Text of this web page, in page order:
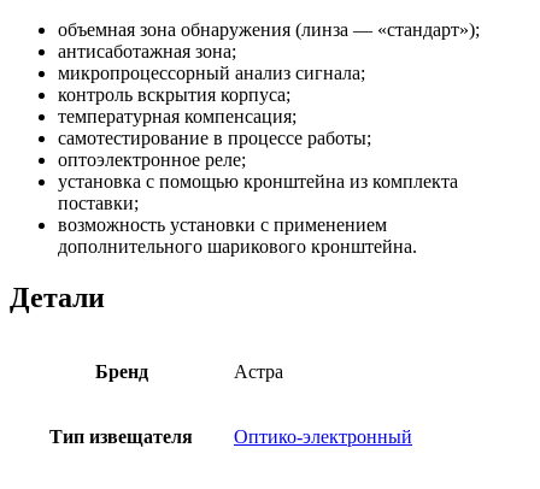
объемная зона обнаружения (линза — «стандарт»);
антисаботажная зона;
микропроцессорный анализ сигнала;
контроль вскрытия корпуса;
температурная компенсация;
самотестирование в процессе работы;
оптоэлектронное реле;
установка с помощью кронштейна из комплекта
поставки;
возможность установки с применением
дополнительного шарикового кронштейна.
Детали
Бренд Астра
Тип извещателя Оптико-электронный